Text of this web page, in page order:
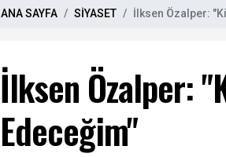
ANA SAYFA SİYASET İlksen Özalper:
İlksen Özalper:
Edeceğim"